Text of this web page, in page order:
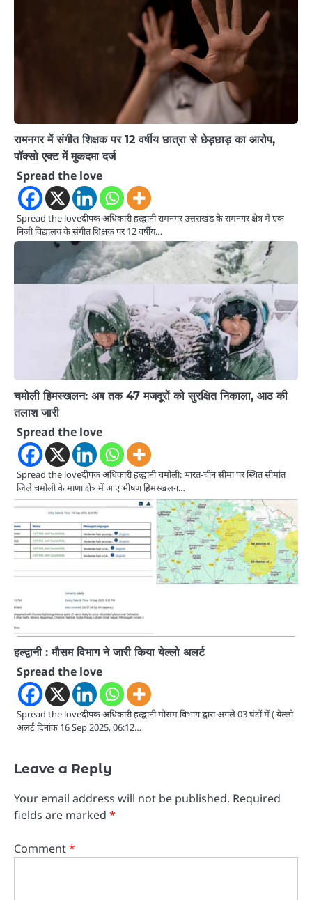
रामनगर में संगीत शिक्षक पर 12 वर्षीय छात्रा से छेड़छाड़ का आरोप,
पॉक्सो एक्ट में मुकदमा दर्ज
Spread the love
Spread the loveदीपक अधिकारी हल्द्वानी रामनगर उत्तराखंड के रामनगर क्षेत्र में एक
निजी विद्यालय के संगीत शिक्षक पर 12 वर्षीय…
चमोली हिमस्खलन: अब तक 47 मजदूरों को सुरक्षित निकाला, आठ की
तलाश जारी
Spread the love
Spread the loveदीपक अधिकारी हल्द्वानी चमोली: भारत-चीन सीमा पर स्थित सीमांत
जिले चमोली के माणा क्षेत्र में आए भीषण हिमस्खलन…
हल्द्वानी : मौसम विभाग ने जारी किया येल्लो अलर्ट
Spread the love
Spread the loveदीपक अधिकारी हल्द्वानी मौसम विभाग द्वारा अगले 03 घंटों में ( येल्लो
अलर्ट दिनांक 16 Sep 2025, 06:12…
Leave a Reply
Your email address will not be published. Required
fields are marked *
Comment*